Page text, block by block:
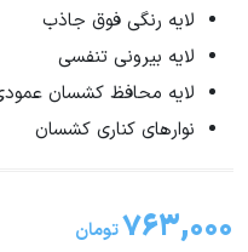
لایه رنگی فوق جاذب
لایه بیرونی تنفسی
لایه محافظ کشسان عمودی
نوارهای کناری کشسان
۷۶۳,۰۰۰تومان